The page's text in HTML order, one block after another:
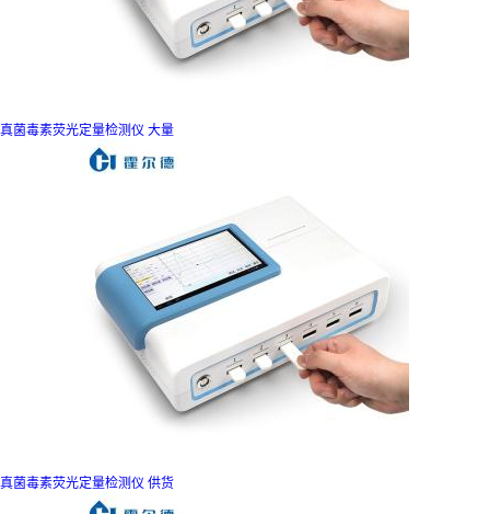
真菌毒素荧光定量检测仪 大量
真菌毒素荧光定量检测仪 供货